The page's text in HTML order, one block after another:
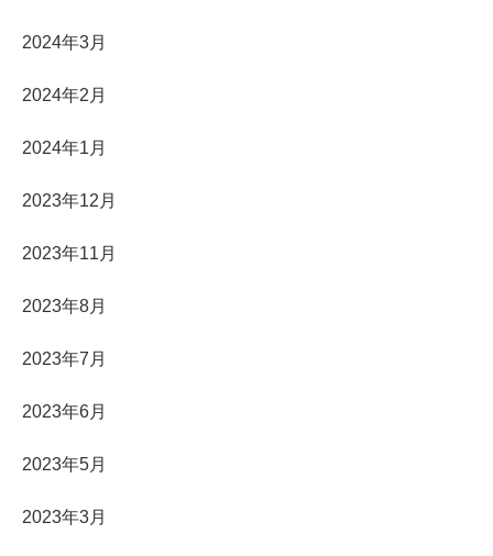
2024年3月
2024年2月
2024年1月
2023年12月
2023年11月
2023年8月
2023年7月
2023年6月
2023年5月
2023年3月